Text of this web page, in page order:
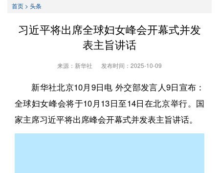
首页> 头条
习近平将出席全球妇女峰会开幕式并发
表主旨讲话
来源：新华社 发布时间： 2025-10-09
新华社北京10月9日电 外交部发言人9日宣布：
全球妇女峰会将于10月13日至14日在北京举行。国
家主席习近平将出席峰会开幕式并发表主旨讲话。